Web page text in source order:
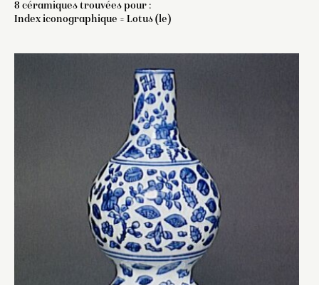
8 céramiques trouvées pour :
Index iconographique = Lotus (le)